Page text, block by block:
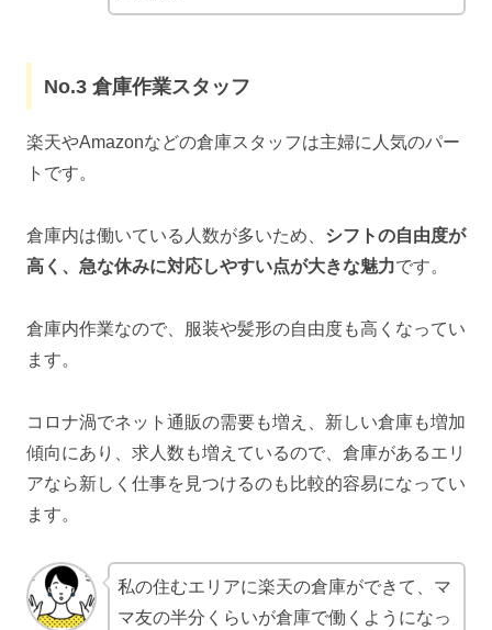
No.3 倉庫作業スタッフ
楽天やAmazonなどの倉庫スタッフは主婦に人気のパー
トです。
倉庫内は働いている人数が多いため、 シフトの自由度が
高く、急な休みに対応しやすい点が大きな魅力です。
倉庫内作業なので、服装や髪形の自由度も高くなってい
ます。
コロナ渦でネット通販の需要も増え、新しい倉庫も増加
傾向にあり、求人数も増えているので、倉庫があるエリ
アなら新しく仕事を見つけるのも比較的容易になってい
ます。
私の住むエリアに楽天の倉庫ができて、マ
マ友の半分くらいが倉庫で働くようになっ